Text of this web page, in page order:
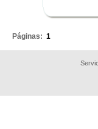
Páginas: 1